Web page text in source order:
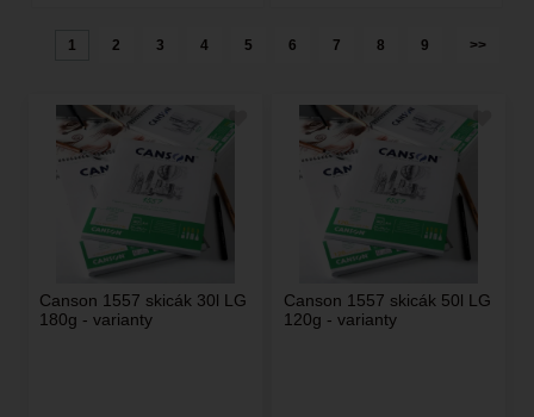
1 2 3 4 5 6 7 8 9 >>
Canson 1557 skicák 30l LG
180g - varianty
Canson 1557 skicák 50l LG
120g - varianty